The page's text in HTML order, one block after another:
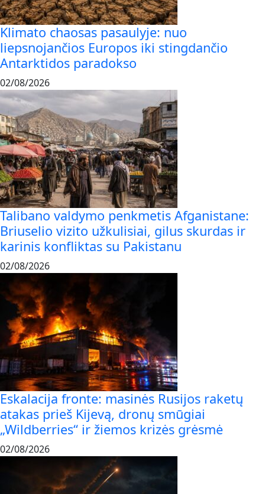
Klimato chaosas pasaulyje: nuo
liepsnojančios Europos iki stingdančio
Antarktidos paradokso
02/08/2026
Talibano valdymo penkmetis Afganistane:
Briuselio vizito užkulisiai, gilus skurdas ir
karinis konfliktas su Pakistanu
02/08/2026
Eskalacija fronte: masinės Rusijos raketų
atakas prieš Kijevą, dronų smūgiai
„Wildberries“ ir žiemos krizės grėsmė
02/08/2026